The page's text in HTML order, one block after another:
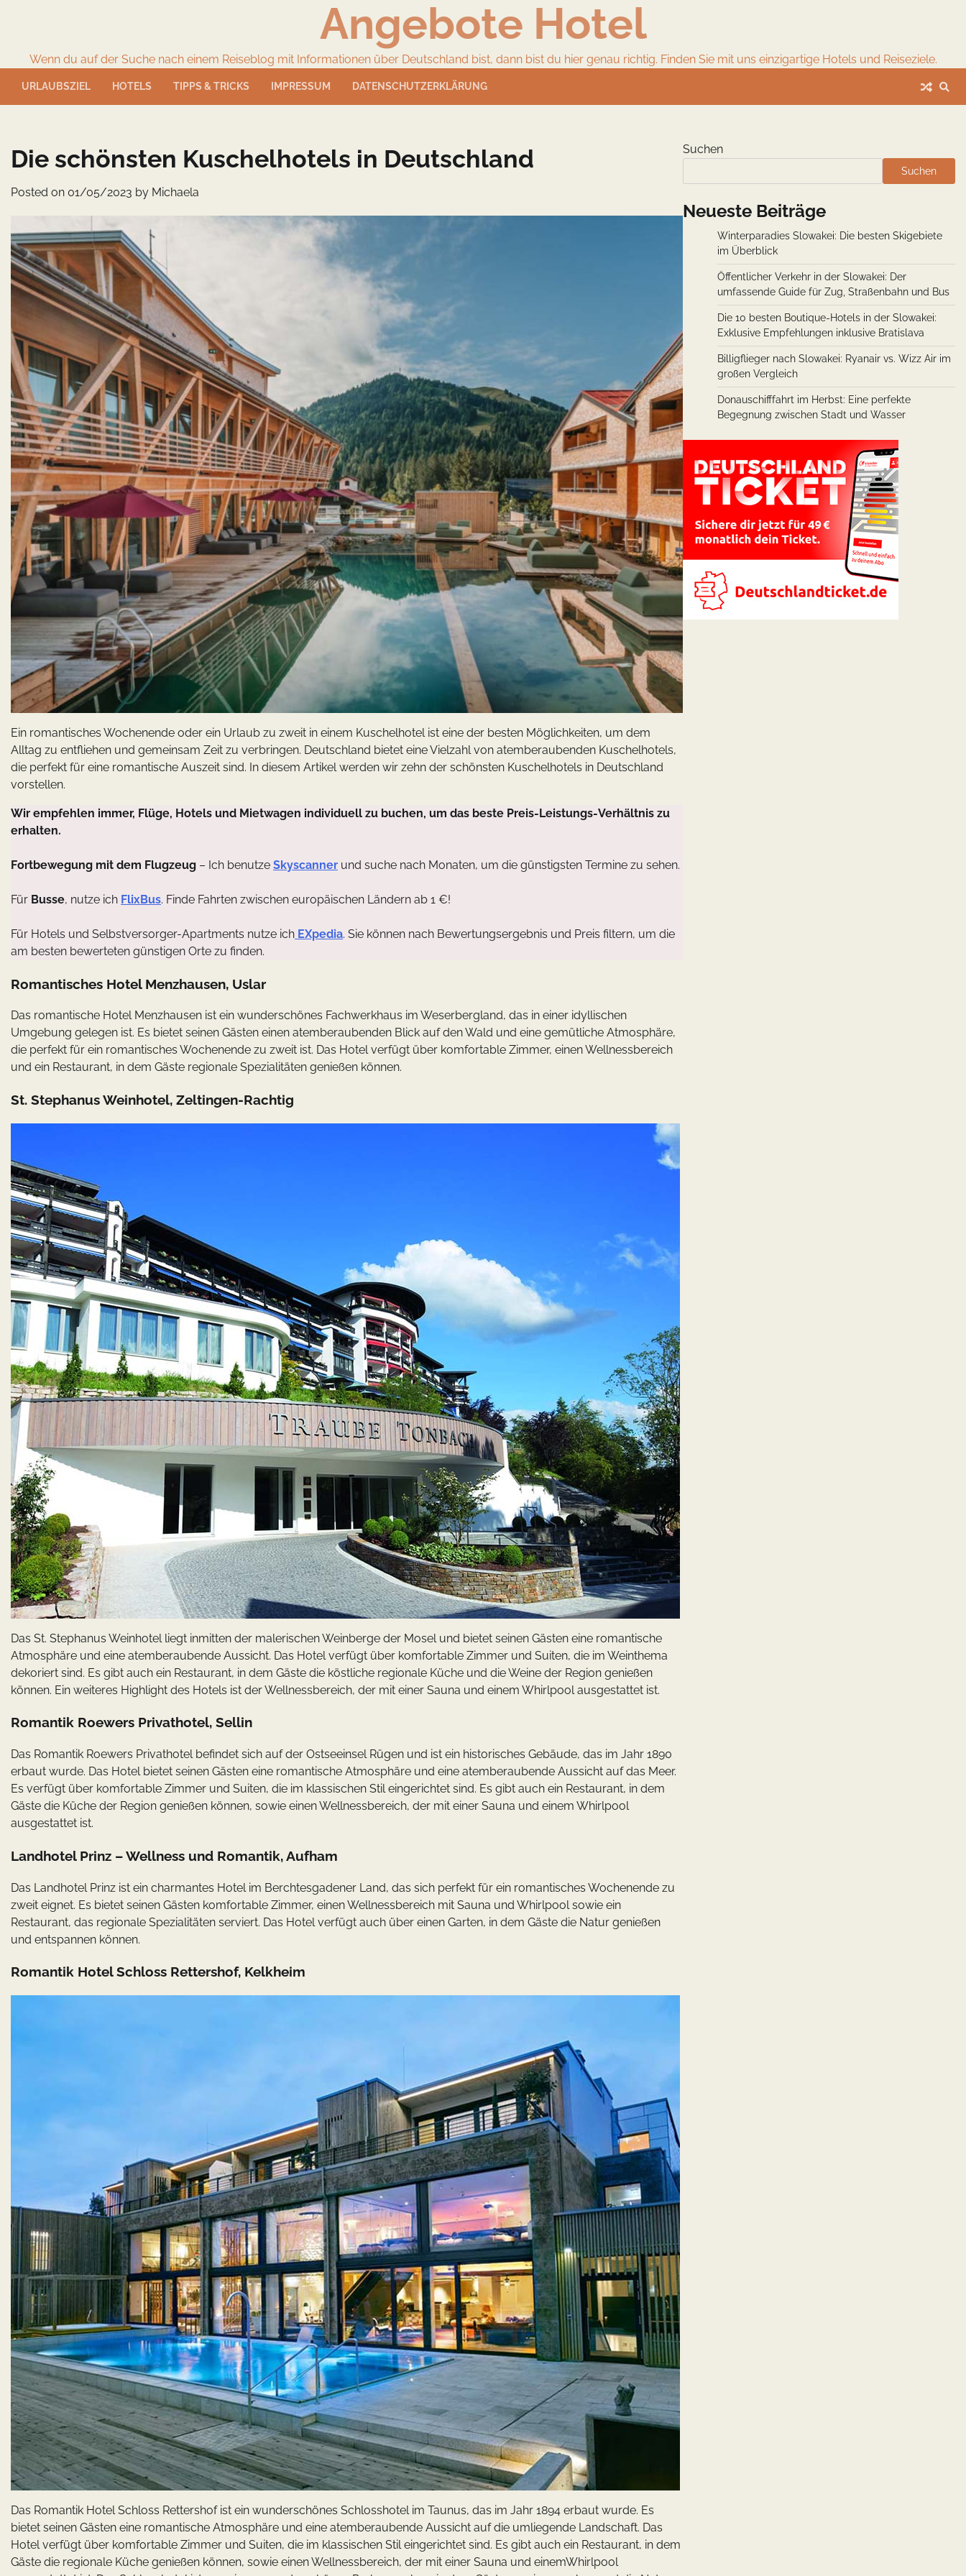
Angebote Hotel
Wenn du auf der Suche nach einem Reiseblog mit Informationen über Deutschland bist, dann bist du hier genau richtig. Finden Sie mit uns einzigartige Hotels und Reiseziele.
URLAUBSZIEL HOTELS TIPPS & TRICKS IMPRESSUM DATENSCHUTZERKLÄRUNG
Die schönsten Kuschelhotels in Deutschland
Posted on 01/05/2023 by Michaela
Ein romantisches Wochenende oder ein Urlaub zu zweit in einem Kuschelhotel ist eine der besten Möglichkeiten, um dem
Alltag zu entfliehen und gemeinsam Zeit zu verbringen. Deutschland bietet eine Vielzahl von atemberaubenden Kuschelhotels,
die perfekt für eine romantische Auszeit sind. In diesem Artikel werden wir zehn der schönsten Kuschelhotels in Deutschland
vorstellen.
Wir empfehlen immer, Flüge, Hotels und Mietwagen individuell zu buchen, um das beste Preis-Leistungs-Verhältnis zu
erhalten.
Fortbewegung mit dem Flugzeug – Ich benutze Skyscanner und suche nach Monaten, um die günstigsten Termine zu sehen.
Für Busse, nutze ich FlixBus. Finde Fahrten zwischen europäischen Ländern ab 1 €!
Für Hotels und Selbstversorger-Apartments nutze ich EXpedia. Sie können nach Bewertungsergebnis und Preis filtern, um die
am besten bewerteten günstigen Orte zu finden.
Romantisches Hotel Menzhausen, Uslar
Das romantische Hotel Menzhausen ist ein wunderschönes Fachwerkhaus im Weserbergland, das in einer idyllischen
Umgebung gelegen ist. Es bietet seinen Gästen einen atemberaubenden Blick auf den Wald und eine gemütliche Atmosphäre,
die perfekt für ein romantisches Wochenende zu zweit ist. Das Hotel verfügt über komfortable Zimmer, einen Wellnessbereich
und ein Restaurant, in dem Gäste regionale Spezialitäten genießen können.
St. Stephanus Weinhotel, Zeltingen-Rachtig
Das St. Stephanus Weinhotel liegt inmitten der malerischen Weinberge der Mosel und bietet seinen Gästen eine romantische
Atmosphäre und eine atemberaubende Aussicht. Das Hotel verfügt über komfortable Zimmer und Suiten, die im Weinthema
dekoriert sind. Es gibt auch ein Restaurant, in dem Gäste die köstliche regionale Küche und die Weine der Region genießen
können. Ein weiteres Highlight des Hotels ist der Wellnessbereich, der mit einer Sauna und einem Whirlpool ausgestattet ist.
Romantik Roewers Privathotel, Sellin
Das Romantik Roewers Privathotel befindet sich auf der Ostseeinsel Rügen und ist ein historisches Gebäude, das im Jahr 1890
erbaut wurde. Das Hotel bietet seinen Gästen eine romantische Atmosphäre und eine atemberaubende Aussicht auf das Meer.
Es verfügt über komfortable Zimmer und Suiten, die im klassischen Stil eingerichtet sind. Es gibt auch ein Restaurant, in dem
Gäste die Küche der Region genießen können, sowie einen Wellnessbereich, der mit einer Sauna und einem Whirlpool
ausgestattet ist.
Landhotel Prinz – Wellness und Romantik, Aufham
Das Landhotel Prinz ist ein charmantes Hotel im Berchtesgadener Land, das sich perfekt für ein romantisches Wochenende zu
zweit eignet. Es bietet seinen Gästen komfortable Zimmer, einen Wellnessbereich mit Sauna und Whirlpool sowie ein
Restaurant, das regionale Spezialitäten serviert. Das Hotel verfügt auch über einen Garten, in dem Gäste die Natur genießen
und entspannen können.
Romantik Hotel Schloss Rettershof, Kelkheim
Das Romantik Hotel Schloss Rettershof ist ein wunderschönes Schlosshotel im Taunus, das im Jahr 1894 erbaut wurde. Es
bietet seinen Gästen eine romantische Atmosphäre und eine atemberaubende Aussicht auf die umliegende Landschaft. Das
Hotel verfügt über komfortable Zimmer und Suiten, die im klassischen Stil eingerichtet sind. Es gibt auch ein Restaurant, in dem
Gäste die regionale Küche genießen können, sowie einen Wellnessbereich, der mit einer Sauna und einemWhirlpool
Suchen
Suchen
Neueste Beiträge
Winterparadies Slowakei: Die besten Skigebiete
im Überblick
Öffentlicher Verkehr in der Slowakei: Der
umfassende Guide für Zug, Straßenbahn und Bus
Die 10 besten Boutique-Hotels in der Slowakei:
Exklusive Empfehlungen inklusive Bratislava
Billigflieger nach Slowakei: Ryanair vs. Wizz Air im
großen Vergleich
Donauschifffahrt im Herbst: Eine perfekte
Begegnung zwischen Stadt und Wasser